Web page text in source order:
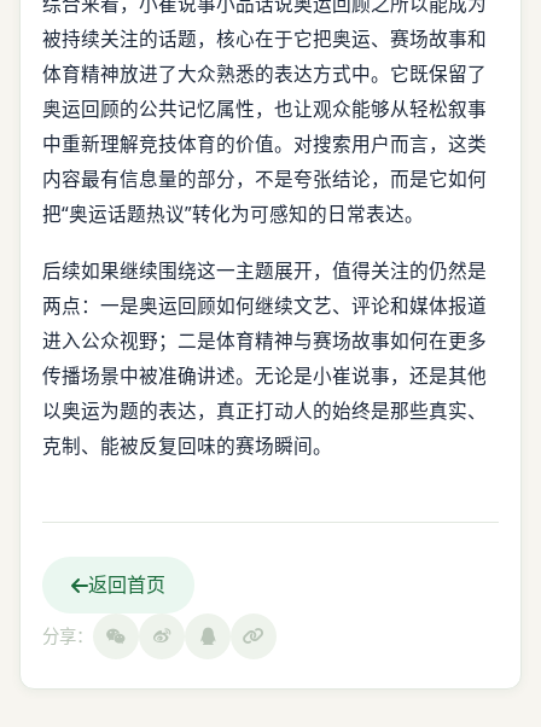
被持续关注的话题，核心在于它把奥运、赛场故事和
体育精神放进了大众熟悉的表达方式中。它既保留了
奥运回顾的公共记忆属性，也让观众能够从轻松叙事
中重新理解竞技体育的价值。对搜索用户而言，这类
内容最有信息量的部分，不是夸张结论，而是它如何
把“奥运话题热议”转化为可感知的日常表达。
后续如果继续围绕这一主题展开，值得关注的仍然是
两点：一是奥运回顾如何继续文艺、评论和媒体报道
进入公众视野；二是体育精神与赛场故事如何在更多
传播场景中被准确讲述。无论是小崔说事，还是其他
以奥运为题的表达，真正打动人的始终是那些真实、
克制、能被反复回味的赛场瞬间。
返回首页
分享：